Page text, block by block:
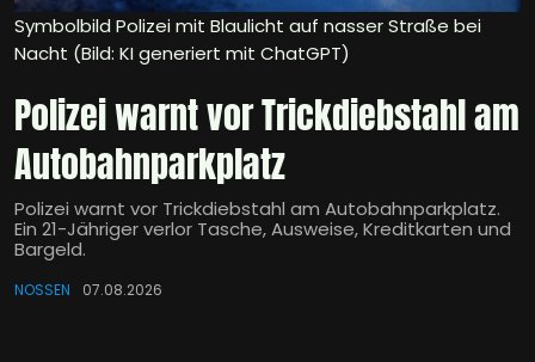
Symbolbild Polizei mit Blaulicht auf nasser Straße bei
Nacht (Bild: KI generiert mit ChatGPT)
Polizei warnt vor Trickdiebstahl am
Autobahnparkplatz
Polizei warnt vor Trickdiebstahl am Autobahnparkplatz.
Ein 21-Jähriger verlor Tasche, Ausweise, Kreditkarten und
Bargeld.
NOSSEN 07.08.2026